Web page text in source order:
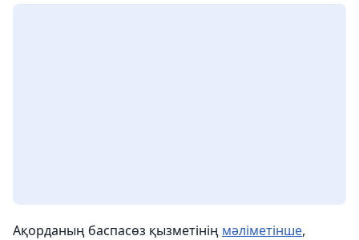
Ақорданың баспасөз қызметінің мәліметінше,